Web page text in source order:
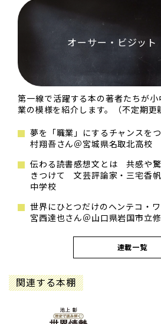
オーサー・ビジッ
第一線で活躍する本の著者たちが
業の模様を紹介します。（不定期更
夢を「職業」にするチャンスを
村翔吾さん＠宮城県名取北高校
伝わる読書感想文とは 共感や
きつけて 文芸評論家・三宅香
中学校
世界にひとつだけのヘンテコ・
宮西達也さん＠山口県岩国市立
連載一覧
関連する本棚